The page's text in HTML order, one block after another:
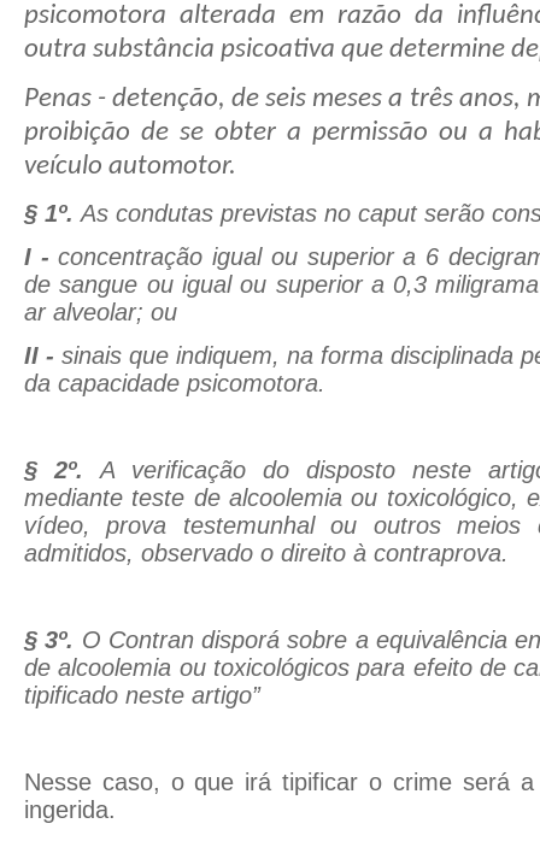
psicomotora alterada em razão da
outra substância psicoativa que determine
Penas - detenção, de seis meses a três anos,
proibição de se obter a permissão ou a
veículo automotor.
§ 1º. As condutas previstas no caput serão
I - concentração igual ou superior a 6
de sangue ou igual ou superior a 0,3
ar alveolar; ou
II - sinais que indiquem, na forma disciplinada
da capacidade psicomotora.
§ 2º. A verificação do disposto neste
mediante teste de alcoolemia ou toxicológico,
vídeo, prova testemunhal ou outros
admitidos, observado o direito à contraprova.
§ 3º. O Contran disporá sobre a equivalência
de alcoolemia ou toxicológicos para efeito de
tipificado neste artigo”
Nesse caso, o que irá tipificar o crime será a
ingerida.